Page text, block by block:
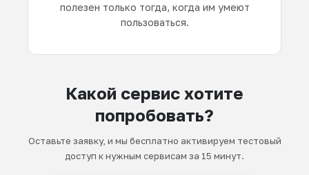
полезен только тогда, когда им умеют
пользоваться.
Какой сервис хотите
попробовать?
Оставьте заявку, и мы бесплатно активируем тестовый
доступ к нужным сервисам за 15 минут.